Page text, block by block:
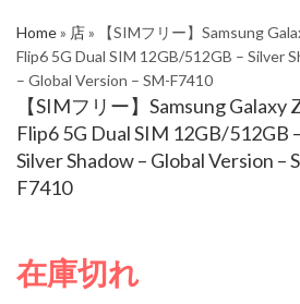
Home» 店»
【SIMフリー】Samsung
Flip6 5G Dual SIM 12GB/512GB – Silver
– Global Version – SM-F7410
【SIMフリー】Samsung Galaxy
Flip6 5G Dual SIM 12GB/512GB –
Silver Shadow – Global Version –
F7410
在庫切れ